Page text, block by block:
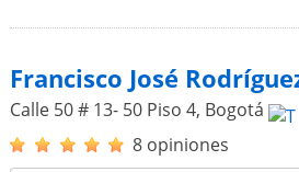
Francisco José
Calle 50 # 13- 50 Piso 4, Bogotá
8 opiniones